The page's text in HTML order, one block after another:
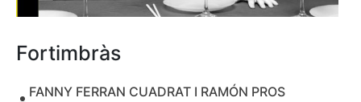
Fortimbràs
FANNY FERRAN CUADRAT I RAMÓN PROS